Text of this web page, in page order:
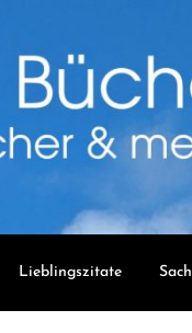
Lieblingszitate